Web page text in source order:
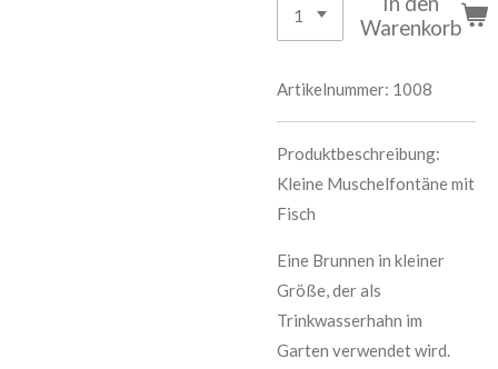
Warenkorb
Artikelnummer: 1008
Produktbeschreibung:
Kleine Muschelfontäne mit
Fisch
Eine Brunnen in kleiner
Größe, der als
Trinkwasserhahn im
Garten verwendet wird.